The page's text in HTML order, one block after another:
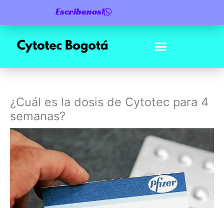
contenido
Escribenos!
¿Cuál es la dosis de Cytotec para 4
semanas?